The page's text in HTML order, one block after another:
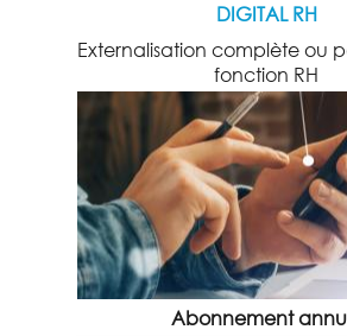
DIGITAL RH
Externalisation complète ou
fonction RH
Abonnement